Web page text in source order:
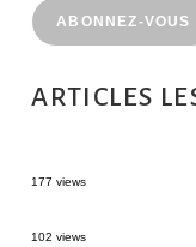
ABONNEZ-VOUS
ARTICLES
177 views
102 views